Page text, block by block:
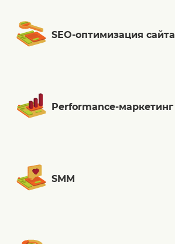
SEO-оптимизация сайта
Performance-маркетинг
SMM